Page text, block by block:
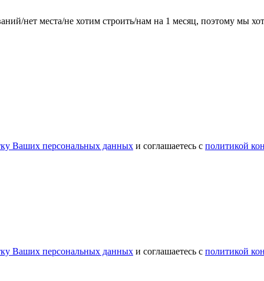
нет места/не хотим строить/нам на 1 месяц, поэтому мы
Ваших персональных данных и соглашаетесь с политикой
Ваших персональных данных и соглашаетесь с политикой